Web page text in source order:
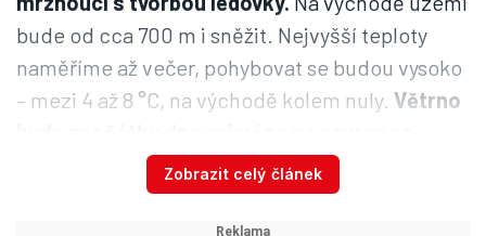
bude od cca 700 m i sněžit. Nejvyšší teploty
naměříme až večer, pohybovat se budou vysoko
– mezi 4 až 8 °C, na východě kolem nuly. Větrno
horách – nárazy kolem 70 km/h, na vrcholcích
kolem 100 km/h, odpoledne začne vítr zesilovat
Zobrazit celý článek